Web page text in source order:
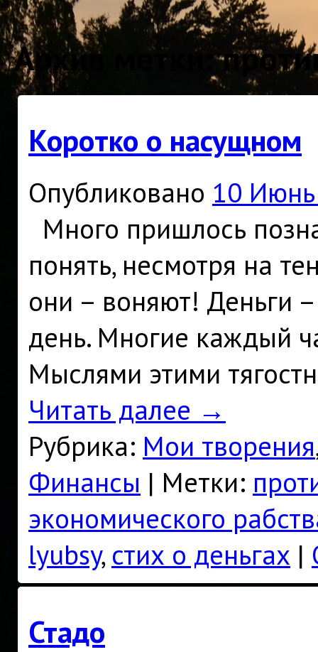
Архив метки:
Коротко о насущном
Опубликовано 10
Много пришлось
понять, несмотря на
они – воняют! Деньги
день. Многие каждый
Мыслями этими
Читать далее →
Рубрика: Мои творения
Финансы | Метки:
экономического
lyubsy,стих о деньгах |
Стадо